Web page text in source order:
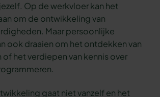
Op de werkvloer kan het
om de ontwikkeling van
Maar persoonlijke
ook draaien om het ontdekken van
het verdiepen van kennis over
gaat niet vanzelf en het